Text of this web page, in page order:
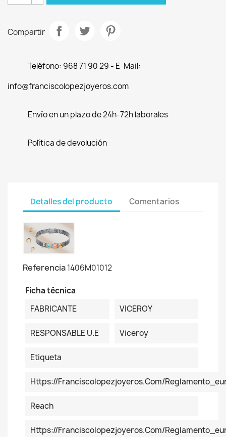
Compartir
Teléfono: 968 71 90 29 - E-Mail:
info@franciscolopezjoyeros.com
Envío en un plazo de 24h-72h laborales
Política de devolución
Detalles del producto Comentarios
Referencia1406M01012
Ficha técnica
FABRICANTE
VICEROY
RESPONSABLE U.E Viceroy
Etiqueta
Https://franciscolopezjoyeros.com/
Reach
Https://franciscolopezjoyeros.com/